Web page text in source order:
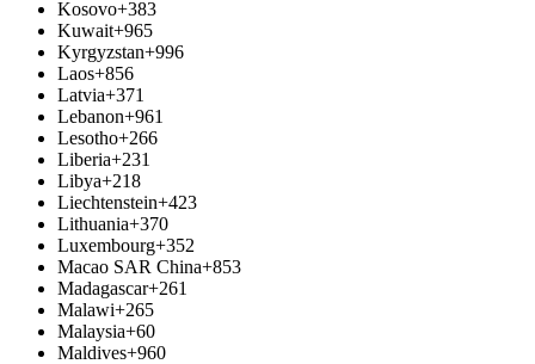
Kosovo+383
Kuwait+965
Kyrgyzstan+996
Laos+856
Latvia+371
Lebanon+961
Lesotho+266
Liberia+231
Libya+218
Liechtenstein+423
Lithuania+370
Luxembourg+352
Macao SAR China+853
Madagascar+261
Malawi+265
Malaysia+60
Maldives+960